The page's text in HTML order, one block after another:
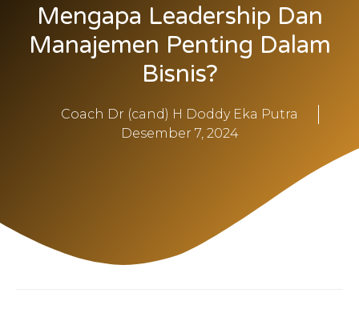
Mengapa Leadership Dan
Manajemen Penting Dalam
Bisnis?
Coach Dr (cand) H Doddy Eka Putra
Desember 7, 2024